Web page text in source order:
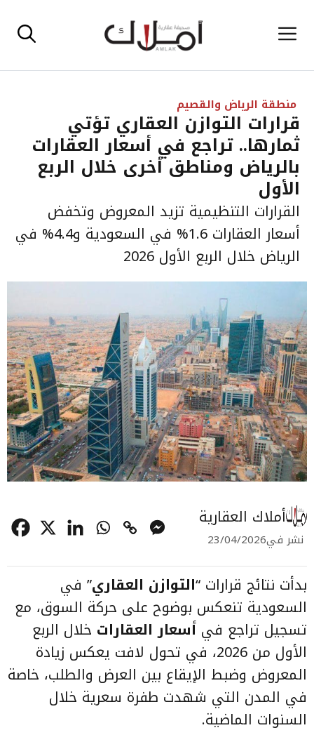
إلى القائمة
منطقة الرياض والقصيم
قرارات التوازن العقاري تؤتي
ثمارها.. تراجع في أسعار العقارات
بالرياض ومناطق أخرى خلال الربع
الأول
القرارات التنظيمية تزيد المعروض وتخفض
أسعار العقارات 1.6% في السعودية و4.4% في
الرياض خلال الربع الأول 2026
أملاك العقارية
نشر في23/04/2026
بدأت نتائج قرارات “التوازن العقاري” في
السعودية تنعكس بوضوح على حركة السوق، مع
تسجيل تراجع في أسعار العقارات خلال الربع
الأول من 2026، في تحول لافت يعكس زيادة
المعروض وضبط الإيقاع بين العرض والطلب، خاصة
في المدن التي شهدت طفرة سعرية خلال
السنوات الماضية.